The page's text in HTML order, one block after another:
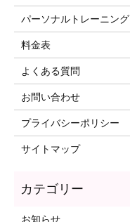
パーソナルトレーニング
料金表
よくある質問
お問い合わせ
プライバシーポリシー
サイトマップ
お知らせ